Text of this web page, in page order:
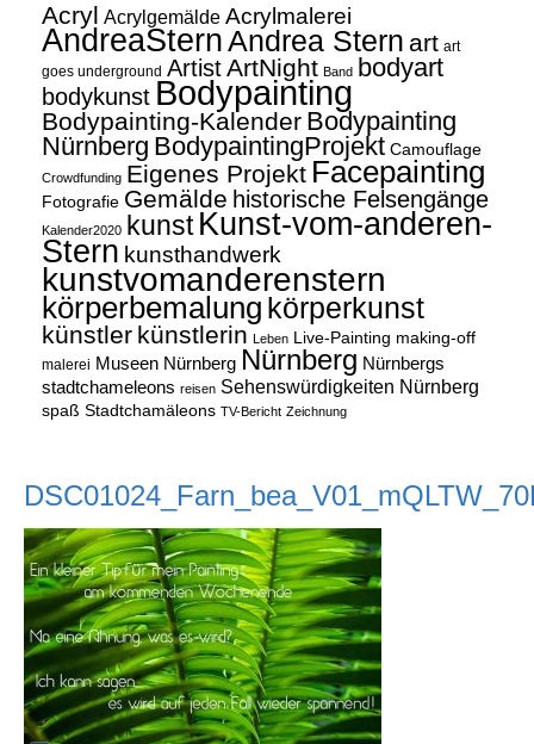
Acryl Acrylgemälde Acrylmalerei
AndreaSternAndrea Stern art art
goes underground ArtistArtNight Band bodyart
bodykunst Bodypainting
Bodypainting-Kalender Bodypainting
Nürnberg BodypaintingProjekt Camouflage
Crowdfunding Eigenes Projekt Facepainting
Fotografie Gemälde historische Felsengänge
Kalender2020 kunst Kunst-vom-anderen-
Stern kunsthandwerk
kunstvomanderenstern
körperbemalung körperkunst
künstler künstlerin Leben Live-Painting making-off
malerei Museen Nürnberg Nürnberg Nürnbergs
stadtchameleons reisen Sehenswürdigkeiten Nürnberg
spaß Stadtchamäleons TV-Bericht Zeichnung